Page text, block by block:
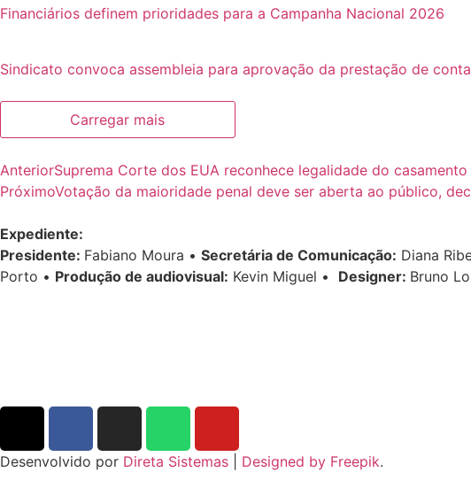
Financiários definem prioridades para a Campanha Nacional 2026
Sindicato convoca assembleia para aprovação da prestação de
Carregar mais
AnteriorSuprema Corte dos EUA reconhece legalidade do
PróximoVotação da maioridade penal deve ser aberta ao público,
Expediente:
Presidente: Fabiano Moura • Secretária de Comunicação: Diana
Porto • Produção de audiovisual: Kevin Miguel • Designer: Bruno
Desenvolvido por Direta Sistemas Designed by Freepik.